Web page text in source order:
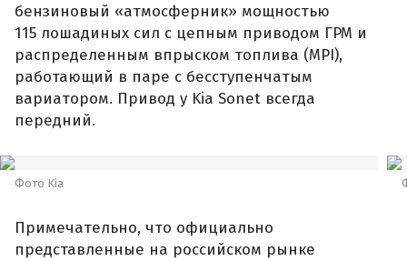
бензиновый «атмосферник» мощностью
115 лошадиных сил с цепным приводом ГРМ и
распределенным впрыском топлива (MPI),
работающий в паре с бесступенчатым
вариатором. Привод у Kia Sonet всегда
передний.
Фото Kia
Примечательно, что официально
представленные на российском рынке